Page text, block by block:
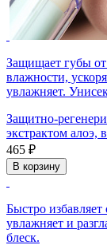
Защищает губы
влажности,
увлажняет.
Защитно-
экстрактом
465 ₽
В корзину
Быстро
увлажняет и
блеск.